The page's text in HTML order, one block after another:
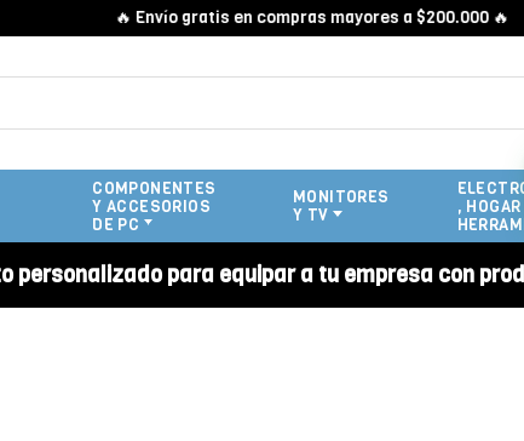
🔥 Envío gratis en compras mayores a $200.000 🔥
COMPONENTES
Y ACCESORIOS
DE PC
MONITORES
Y TV
,
personalizado para equipar a tu empresa con